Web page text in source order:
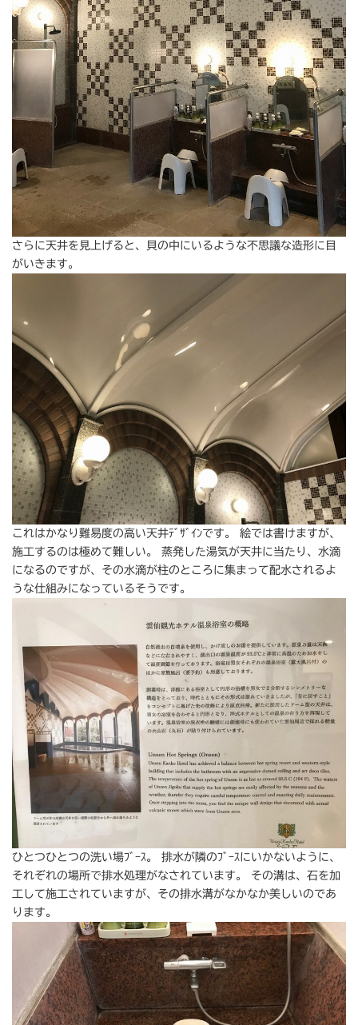
さらに天井を見上げると、貝の中にいるような不思議な造形に目
がいきます。
これはかなり難易度の高い天井ﾃﾞｻﾞｲﾝです。 絵では書けますが、
施工するのは極めて難しい。 蒸発した湯気が天井に当たり、水滴
になるのですが、その水滴が柱のところに集まって配水されるよ
うな仕組みになっているそうです。
ひとつひとつの洗い場ﾌﾞｰｽ。 排水が隣のﾌﾞｰｽにいかないように、
それぞれの場所で排水処理がなされています。 その溝は、石を加
工して施工されていますが、その排水溝がなかなか美しいのであ
ります。